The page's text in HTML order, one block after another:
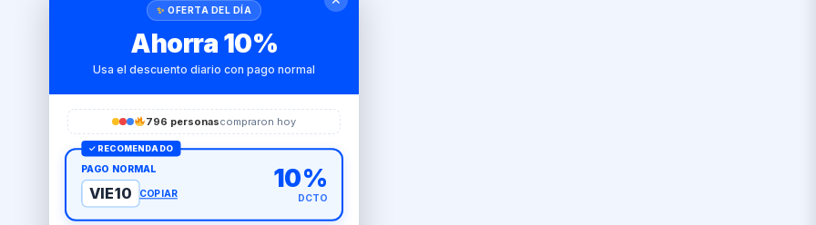
OFERTA DEL DÍA
Ahorra 10%
Usa el descuento diario con pago normal
796 personascompraron hoy
✓ RECOMENDADO
PAGO NORMAL
VIE10 COPIAR
10%
DCTO